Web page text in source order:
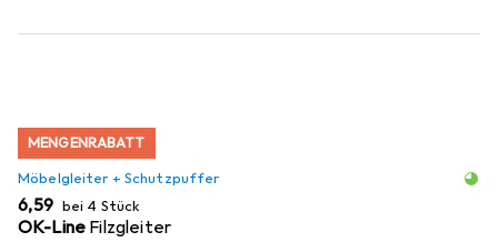
MENGENRABATT
Möbelgleiter + Schutzpuffer
EUR
6,59 bei 4 Stück
OK-Line Filzgleiter